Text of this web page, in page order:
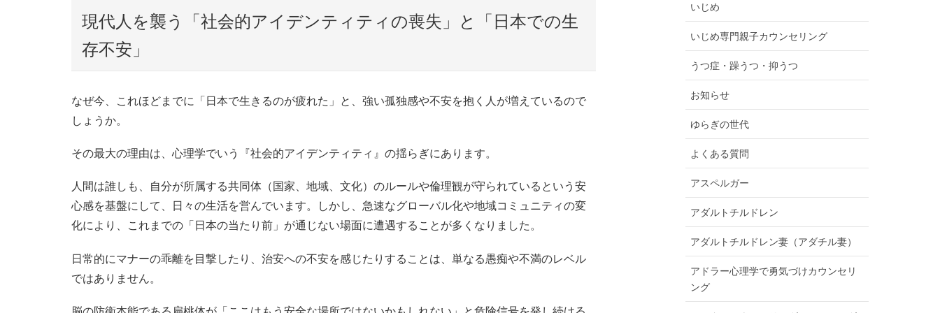
現代人を襲う「社会的アイデンティティの喪失」と「日本での生
存不安」
なぜ今、これほどまでに「日本で生きるのが疲れた」と、強い孤独感や不安を抱く人が増えているので
しょうか。
その最大の理由は、心理学でいう『社会的アイデンティティ』の揺らぎにあります。
人間は誰しも、自分が所属する共同体（国家、地域、文化）のルールや倫理観が守られているという安
心感を基盤にして、日々の生活を営んでいます。しかし、急速なグローバル化や地域コミュニティの変
化により、これまでの「日本の当たり前」が通じない場面に遭遇することが多くなりました。
日常的にマナーの乖離を目撃したり、治安への不安を感じたりすることは、単なる愚痴や不満のレベル
ではありません。
いじめ
いじめ専門親子カウンセリング
うつ症・躁うつ・抑うつ
お知らせ
ゆらぎの世代
よくある質問
アスペルガー
アダルトチルドレン
アダルトチルドレン妻（アダチル妻）
アドラー心理学で勇気づけカウンセリ
ング